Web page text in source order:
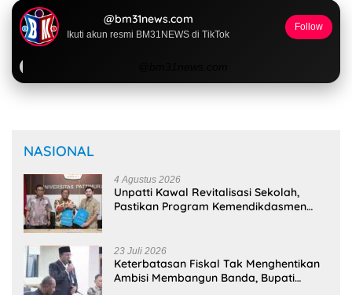
@bm31news.com
Ikuti akun resmi BM31NEWS di TikTok
Unpatti Kawal Revitalisasi Sekolah,
Pastikan Program Kemendikdasmen
Tepat Sasaran
Keterbatasan Fiskal Tak Menghentikan
Ambisi Membangun Banda, Bupati
Malteng Andalkan Kolaborasi